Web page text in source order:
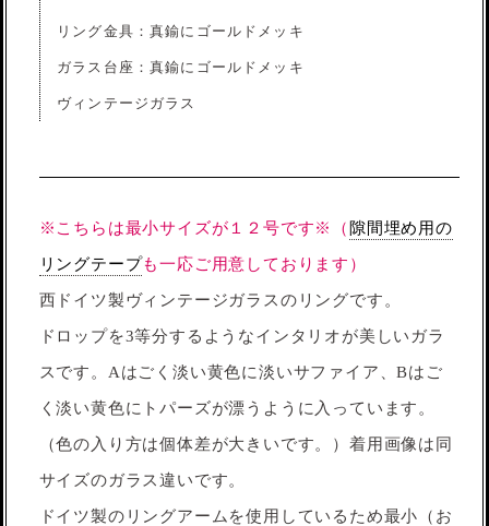
リング金具：真鍮にゴールドメッキ
ガラス台座：真鍮にゴールドメッキ
ヴィンテージガラス
※こちらは最小サイズが１２号です※（ 隙間埋め用の
リングテープも一応ご用意しております）
西ドイツ製ヴィンテージガラスのリングです。
ドロップを3等分するようなインタリオが美しいガラ
スです。Aはごく淡い黄色に淡いサファイア、Bはご
く淡い黄色にトパーズが漂うように入っています。
（色の入り方は個体差が大きいです。）着用画像は同
サイズのガラス違いです。
ドイツ製のリングアームを使用しているため最小（お